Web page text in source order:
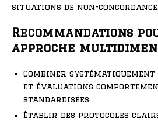
situations de non-concordance.
Recommandations
approche
Combiner
et évaluations
standardisées
Établir des protocoles